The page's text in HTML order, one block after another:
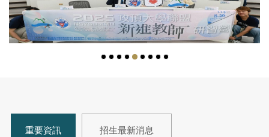
重要資訊 招生最新消息